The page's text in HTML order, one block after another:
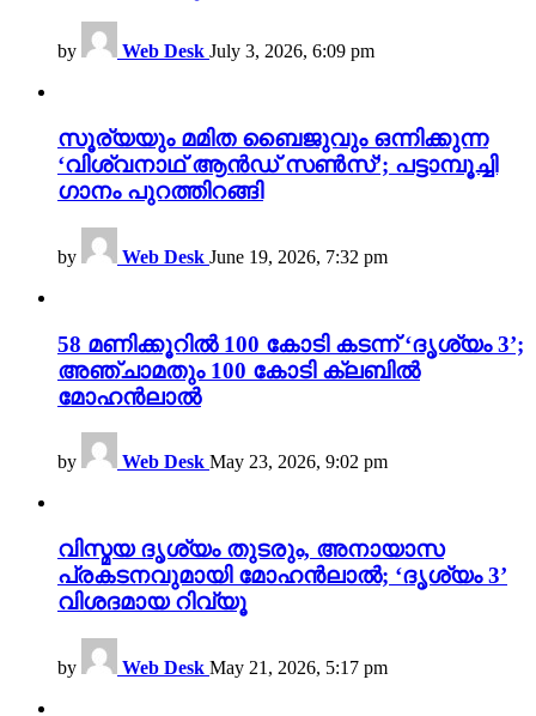
by Web Desk July 3, 2026, 6:09 pm
സൂര്യയും മമിത ബൈജുവും ഒന്നിക്കുന്ന
‘വിശ്വനാഥ് ആൻഡ് സൺസ്’; പട്ടാമ്പൂച്ചി
ഗാനം പുറത്തിറങ്ങി
by Web Desk June 19, 2026, 7:32 pm
58 മണിക്കൂറിൽ 100 കോടി കടന്ന് ‘ദൃശ്യം 3’;
അഞ്ചാമതും 100 കോടി ക്ലബിൽ
മോഹൻലാൽ
by Web Desk May 23, 2026, 9:02 pm
വിസ്മയ ദൃശ്യം തുടരും, അനായാസ
പ്രകടനവുമായി മോഹൻലാൽ; ‘ദൃശ്യം 3’
വിശദമായ റിവ്യൂ
by Web Desk May 21, 2026, 5:17 pm